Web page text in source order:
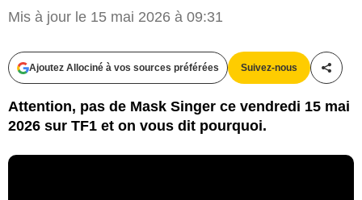
Mis à jour le 15 mai 2026 à 09:31
Ajoutez Allociné à vos sources préférées Suivez-nous
Attention, pas de Mask Singer ce vendredi 15 mai
2026 sur TF1 et on vous dit pourquoi.